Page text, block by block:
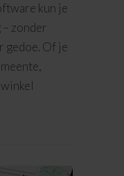
kun je
– zonder
gedoe. Of je